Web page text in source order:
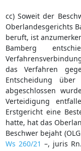
cc) Soweit der
Oberlandesgerichts
beruft, ist
Bamberg
das Verfahren
Entscheidung
abgeschlossen
Verteidigung
Erstgericht eine
hatte, hat das
Beschwer bejaht
Ws 260/21 –, juris